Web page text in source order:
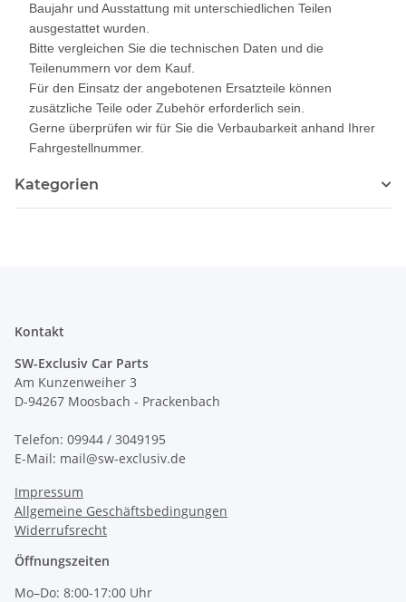
Baujahr und Ausstattung mit unterschiedlichen Teilen
ausgestattet wurden.
Bitte vergleichen Sie die technischen Daten und die
Teilenummern vor dem Kauf.
Für den Einsatz der angebotenen Ersatzteile können
zusätzliche Teile oder Zubehör erforderlich sein.
Gerne überprüfen wir für Sie die Verbaubarkeit anhand Ihrer
Fahrgestellnummer.
Kategorien
Kontakt
SW-Exclusiv Car Parts
Am Kunzenweiher 3
D-94267 Moosbach - Prackenbach
Telefon: 09944 / 3049195
E-Mail: mail@sw-exclusiv.de
Impressum
Allgemeine Geschäftsbedingungen
Widerrufsrecht
Öffnungszeiten
Mo–Do: 8:00-17:00 Uhr